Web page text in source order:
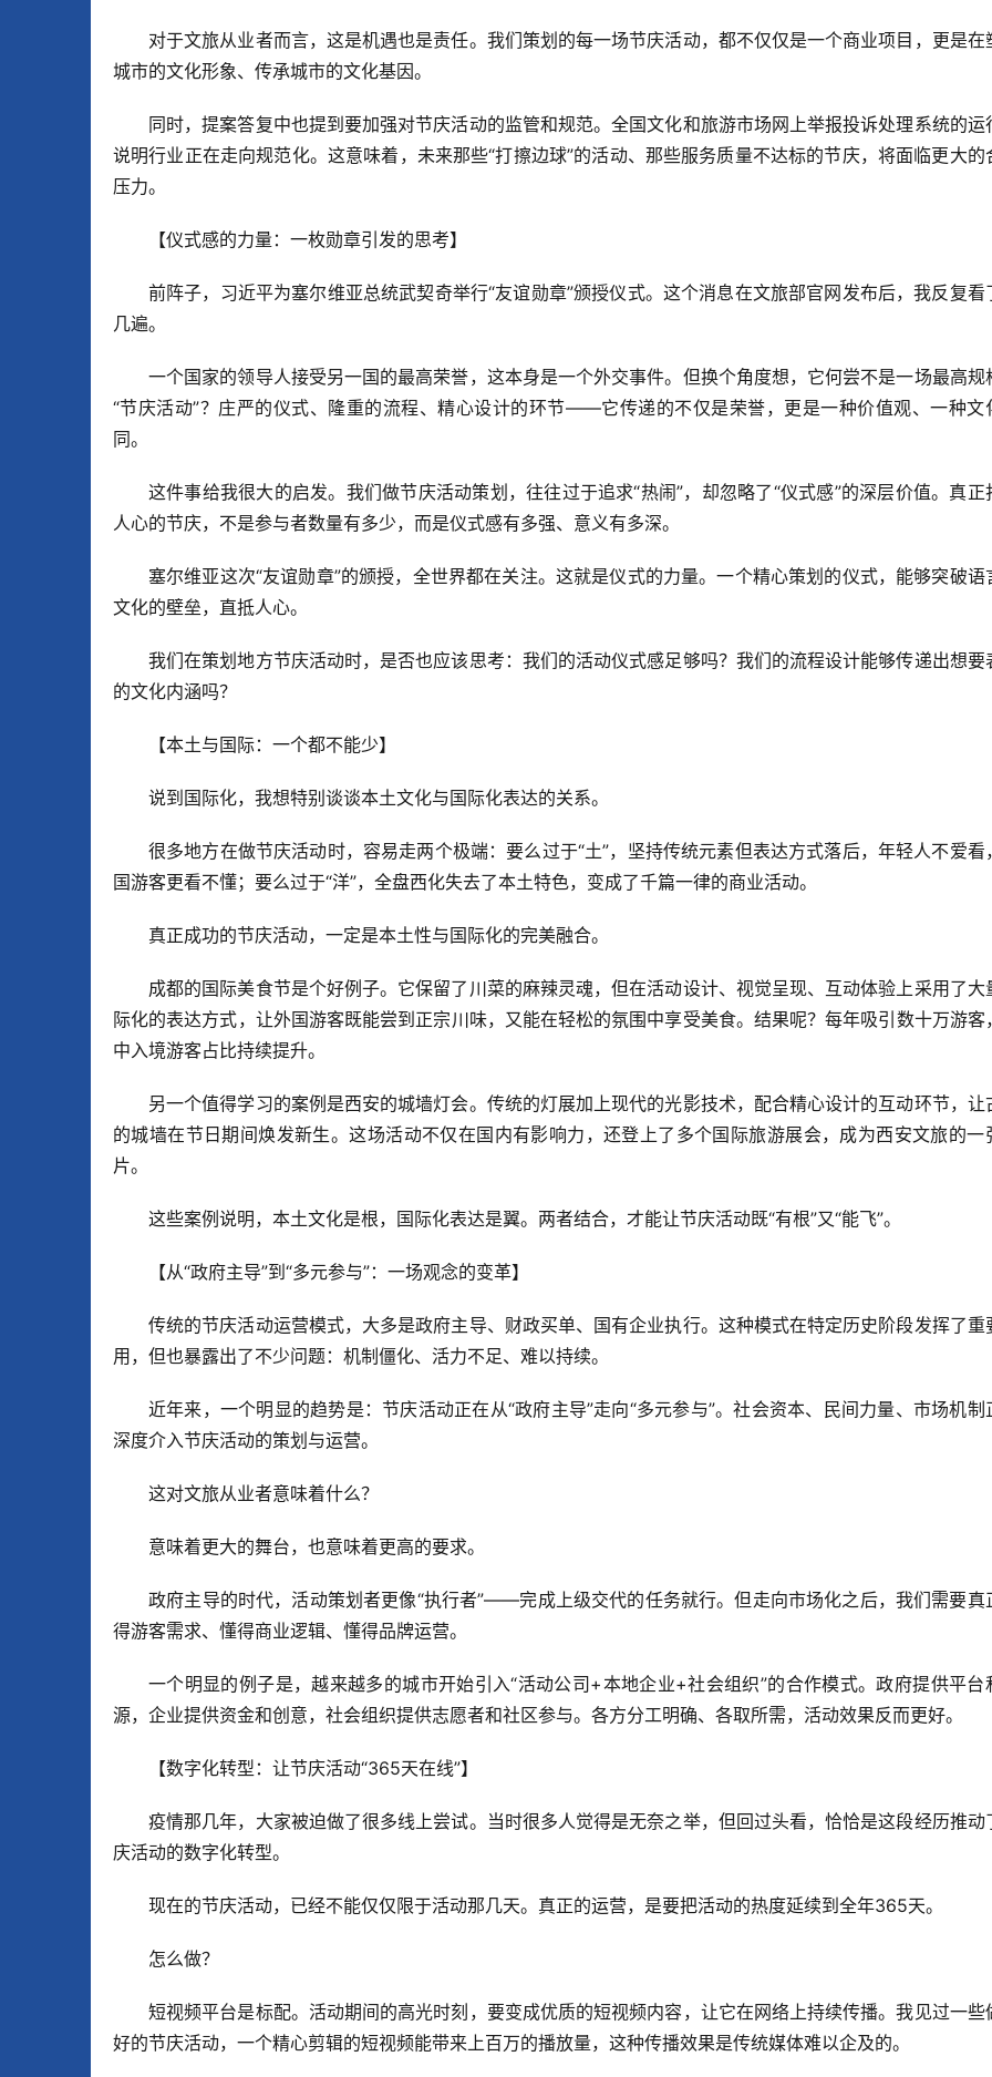
对于文旅从业者而言，这是机遇也是责任。我们策划的每一场节庆活动，都不仅仅是一个商业项目，更是在
城市的文化形象、传承城市的文化基因。
同时，提案答复中也提到要加强对节庆活动的监管和规范。全国文化和旅游市场网上举报投诉处理系统的运
说明行业正在走向规范化。这意味着，未来那些“打擦边球”的活动、那些服务质量不达标的节庆，将面临更大的
压力。
【仪式感的力量：一枚勋章引发的思考】
前阵子，习近平为塞尔维亚总统武契奇举行“友谊勋章”颁授仪式。这个消息在文旅部官网发布后，我反复看
几遍。
一个国家的领导人接受另一国的最高荣誉，这本身是一个外交事件。但换个角度想，它何尝不是一场最高规
“节庆活动”？庄严的仪式、隆重的流程、精心设计的环节——它传递的不仅是荣誉，更是一种价值观、一种文
同。
这件事给我很大的启发。我们做节庆活动策划，往往过于追求“热闹”，却忽略了“仪式感”的深层价值。真正
人心的节庆，不是参与者数量有多少，而是仪式感有多强、意义有多深。
塞尔维亚这次“友谊勋章”的颁授，全世界都在关注。这就是仪式的力量。一个精心策划的仪式，能够突破语
文化的壁垒，直抵人心。
我们在策划地方节庆活动时，是否也应该思考：我们的活动仪式感足够吗？我们的流程设计能够传递出想要
的文化内涵吗？
【本土与国际：一个都不能少】
说到国际化，我想特别谈谈本土文化与国际化表达的关系。
很多地方在做节庆活动时，容易走两个极端：要么过于“土”，坚持传统元素但表达方式落后，年轻人不爱看
国游客更看不懂；要么过于“洋”，全盘西化失去了本土特色，变成了千篇一律的商业活动。
真正成功的节庆活动，一定是本土性与国际化的完美融合。
成都的国际美食节是个好例子。它保留了川菜的麻辣灵魂，但在活动设计、视觉呈现、互动体验上采用了大
际化的表达方式，让外国游客既能尝到正宗川味，又能在轻松的氛围中享受美食。结果呢？每年吸引数十万游客
中入境游客占比持续提升。
另一个值得学习的案例是西安的城墙灯会。传统的灯展加上现代的光影技术，配合精心设计的互动环节，让
的城墙在节日期间焕发新生。这场活动不仅在国内有影响力，还登上了多个国际旅游展会，成为西安文旅的一
片。
这些案例说明，本土文化是根，国际化表达是翼。两者结合，才能让节庆活动既“有根”又“能飞”。
【从“政府主导”到“多元参与”：一场观念的变革】
传统的节庆活动运营模式，大多是政府主导、财政买单、国有企业执行。这种模式在特定历史阶段发挥了重
用，但也暴露出了不少问题：机制僵化、活力不足、难以持续。
近年来，一个明显的趋势是：节庆活动正在从“政府主导”走向“多元参与”。社会资本、民间力量、市场机制
深度介入节庆活动的策划与运营。
这对文旅从业者意味着什么？
意味着更大的舞台，也意味着更高的要求。
政府主导的时代，活动策划者更像“执行者”——完成上级交代的任务就行。但走向市场化之后，我们需要真
得游客需求、懂得商业逻辑、懂得品牌运营。
一个明显的例子是，越来越多的城市开始引入“活动公司+本地企业+社会组织”的合作模式。政府提供平台
源，企业提供资金和创意，社会组织提供志愿者和社区参与。各方分工明确、各取所需，活动效果反而更好。
【数字化转型：让节庆活动“365天在线”】
疫情那几年，大家被迫做了很多线上尝试。当时很多人觉得是无奈之举，但回过头看，恰恰是这段经历推动
庆活动的数字化转型。
现在的节庆活动，已经不能仅仅限于活动那几天。真正的运营，是要把活动的热度延续到全年365天。
怎么做？
短视频平台是标配。活动期间的高光时刻，要变成优质的短视频内容，让它在网络上持续传播。我见过一些
好的节庆活动，一个精心剪辑的短视频能带来上百万的播放量，这种传播效果是传统媒体难以企及的。